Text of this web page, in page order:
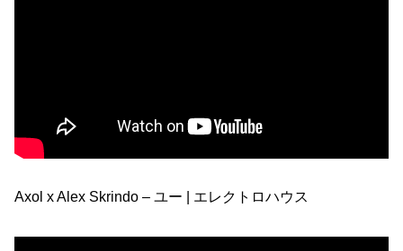
Axol x Alex Skrindo – ユー | エレクトロハウス